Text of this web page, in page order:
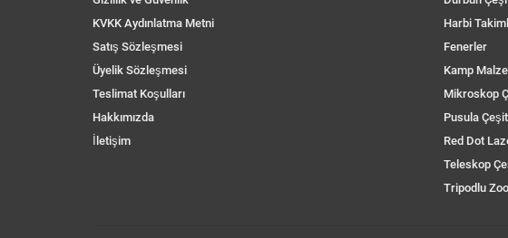
KVKK Aydınlatma Metni
Satış Sözleşmesi
Üyelik Sözleşmesi
Teslimat Koşulları
Hakkımızda
İletişim
Harbi
Fenerler
Kamp
Mikroskop
Pusula
Red Dot
Teleskop
Tripodlu